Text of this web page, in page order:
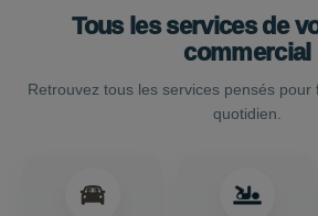
Tous les services de
commercial
Retrouvez tous les services pensés pour
quotidien.